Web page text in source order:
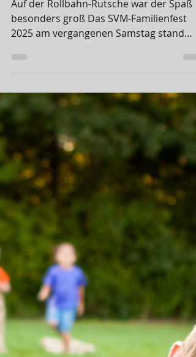
7. Juli 2025
1 Min. Lesezeit
unser Familienfest 2025
Auf der Rollbahn-Rutsche war der Spaß
besonders groß Das SVM-Familienfest
2025 am vergangenen Samstag stand
ganz im Zeichen eines fröhlichen und
bunten Events für Groß und Klein. Bei
bestem Sommerwetter verwandelte sich
der Sportpark an den Buchen in eine
lebendige Spiel- und Erlebniswelt. Das
abwechslungsreiche Programm bot für
die rund 100 teilnehmenden Kinder und
Familien jede Menge Spaß und Action.
Spielstraße war mit zahlreichen Stationen
wie der beliebten Schokokuss